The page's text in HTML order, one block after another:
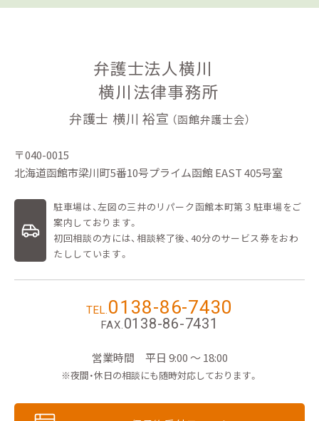
弁護士法人横川
横川法律事務所
弁護士 横川 裕宣 （函館弁護士会）
〒040-0015
北海道函館市梁川町5番10号プライム函館 EAST 405号室
駐車場は、左図の三井のリパーク函館本町第３駐車場をご
案内しております。
初回相談の方には、相談終了後、40分のサービス券をおわ
たししています。
TEL.0138-86-7430
FAX.0138-86-7431
営業時間 平日 9:00 ～ 18:00
※夜間・休日の相談にも随時対応しております。